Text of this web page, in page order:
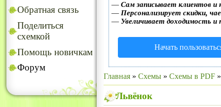
Обратная связь
Поделиться
схемкой
Помощь новичкам
Форум
— Сам записывает клиентов и
— Персонализирует скидки,
— Увеличивает доходимость
Начать
Главная » Схемы » Схемы в PDF
Львёнок